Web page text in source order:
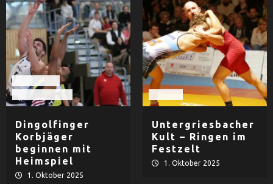
Dingolfinger
Korbjäger
beginnen mit
Heimspiel
1. Oktober 2025
Untergriesbacher
Kult – Ringen im
Festzelt
1. Oktober 2025